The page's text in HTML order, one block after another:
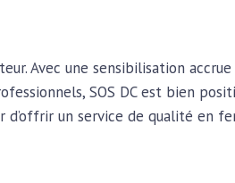
Avec une sensibilisation
SOS DC est bien
d’offrir un service de qualité en